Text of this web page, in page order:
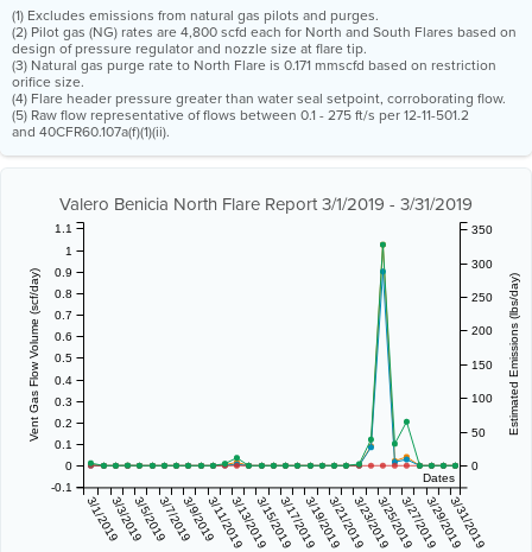
(1) Excludes emissions from natural gas pilots and purges.
(2) Pilot gas (NG) rates are 4,800 scfd each for North and South Flares based on
design of pressure regulator and nozzle size at flare tip.
(3) Natural gas purge rate to North Flare is 0.171 mmscfd based on restriction
orifice size.
(4) Flare header pressure greater than water seal setpoint, corroborating flow.
(5) Raw flow representative of flows between 0.1 - 275 ft/s per 12-11-501.2
and 40CFR60.107a(f)(1)(ii).
Valero Benicia North Flare Report 3/1/2019 - 3/31/2019
Dates
3/1/20193/3/20193/5/20193/7/20193/9/20193/11/20193/13/20193/15/20193/17/20193/19/20193/21/20193/23/20193/25/20193/27/20193/29/20193/31/2019
Vent Gas Flow Volume (scf/day)
-0.1
0
0.1
0.2
0.3
0.4
0.5
0.6
0.7
0.8
0.9
1
1.1
Estimated Emissions (lbs/day)
0
50
100
150
200
250
300
350